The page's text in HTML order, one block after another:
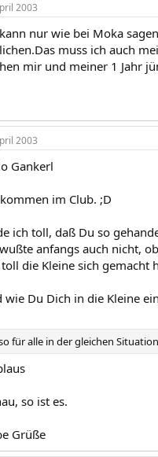
2003
nur wie bei Moka
muss ich auch
mir und meiner 1 Jahr
2003
Gankerl
im Club. ;D
ich toll, daß Du so
anfangs auch nicht,
die Kleine sich gemacht
wie Du Dich in die Kleine
für alle in der gleichen
so ist es.
Grüße